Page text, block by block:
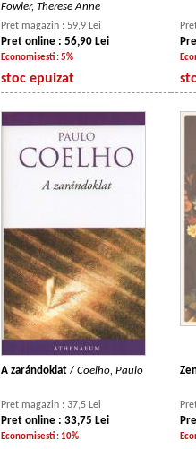
Fowler, Therese Anne
Pret magazin : 59,9 Lei
Pret online : 56,90 Lei
Economisesti : 5%
stoc epuizat
A zarándoklat / Coelho, Paulo
Pret magazin : 37,5 Lei
Pret online : 33,75 Lei
Economisesti : 10%